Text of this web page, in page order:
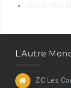
Site de
L'Autre
ZC Les